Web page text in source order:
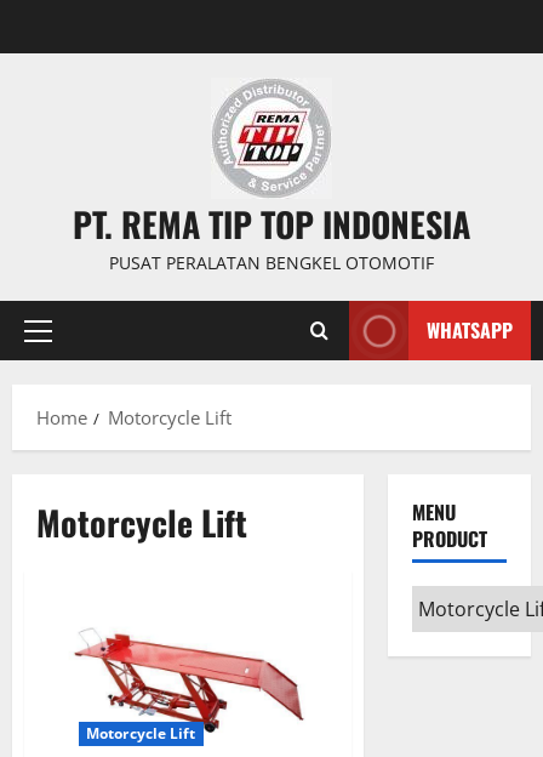
PT. REMA TIP TOP INDONESIA
PUSAT PERALATAN BENGKEL OTOMOTIF
WHATSAPP
Home Motorcycle Lift
Motorcycle Lift
Motorcycle Lift
MENU
PRODUCT